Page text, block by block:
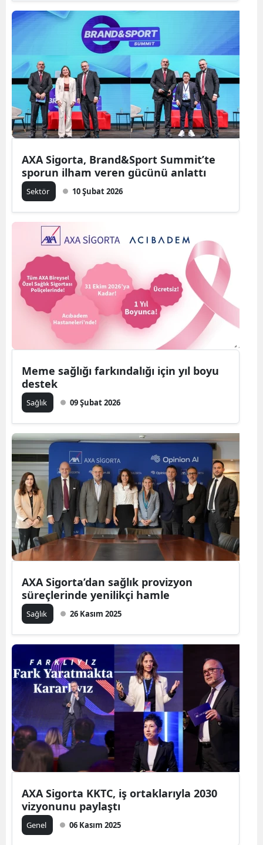
AXA Sigorta, Brand&Sport Summit’te
sporun ilham veren gücünü anlattı
Sektör 10 Şubat 2026
Meme sağlığı farkındalığı için yıl boyu
destek
Sağlık 09 Şubat 2026
AXA Sigorta’dan sağlık provizyon
süreçlerinde yenilikçi hamle
Sağlık 26 Kasım 2025
AXA Sigorta KKTC, iş ortaklarıyla 2030
vizyonunu paylaştı
Genel 06 Kasım 2025